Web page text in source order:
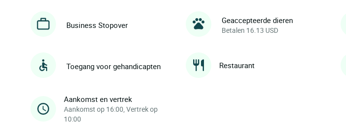
Business Stopover Geaccepteerde dieren
Betalen 16.13 USD
Toegang voor gehandicapten Restaurant
Aankomst en vertrek
Aankomst op 16:00, Vertrek op
10:00